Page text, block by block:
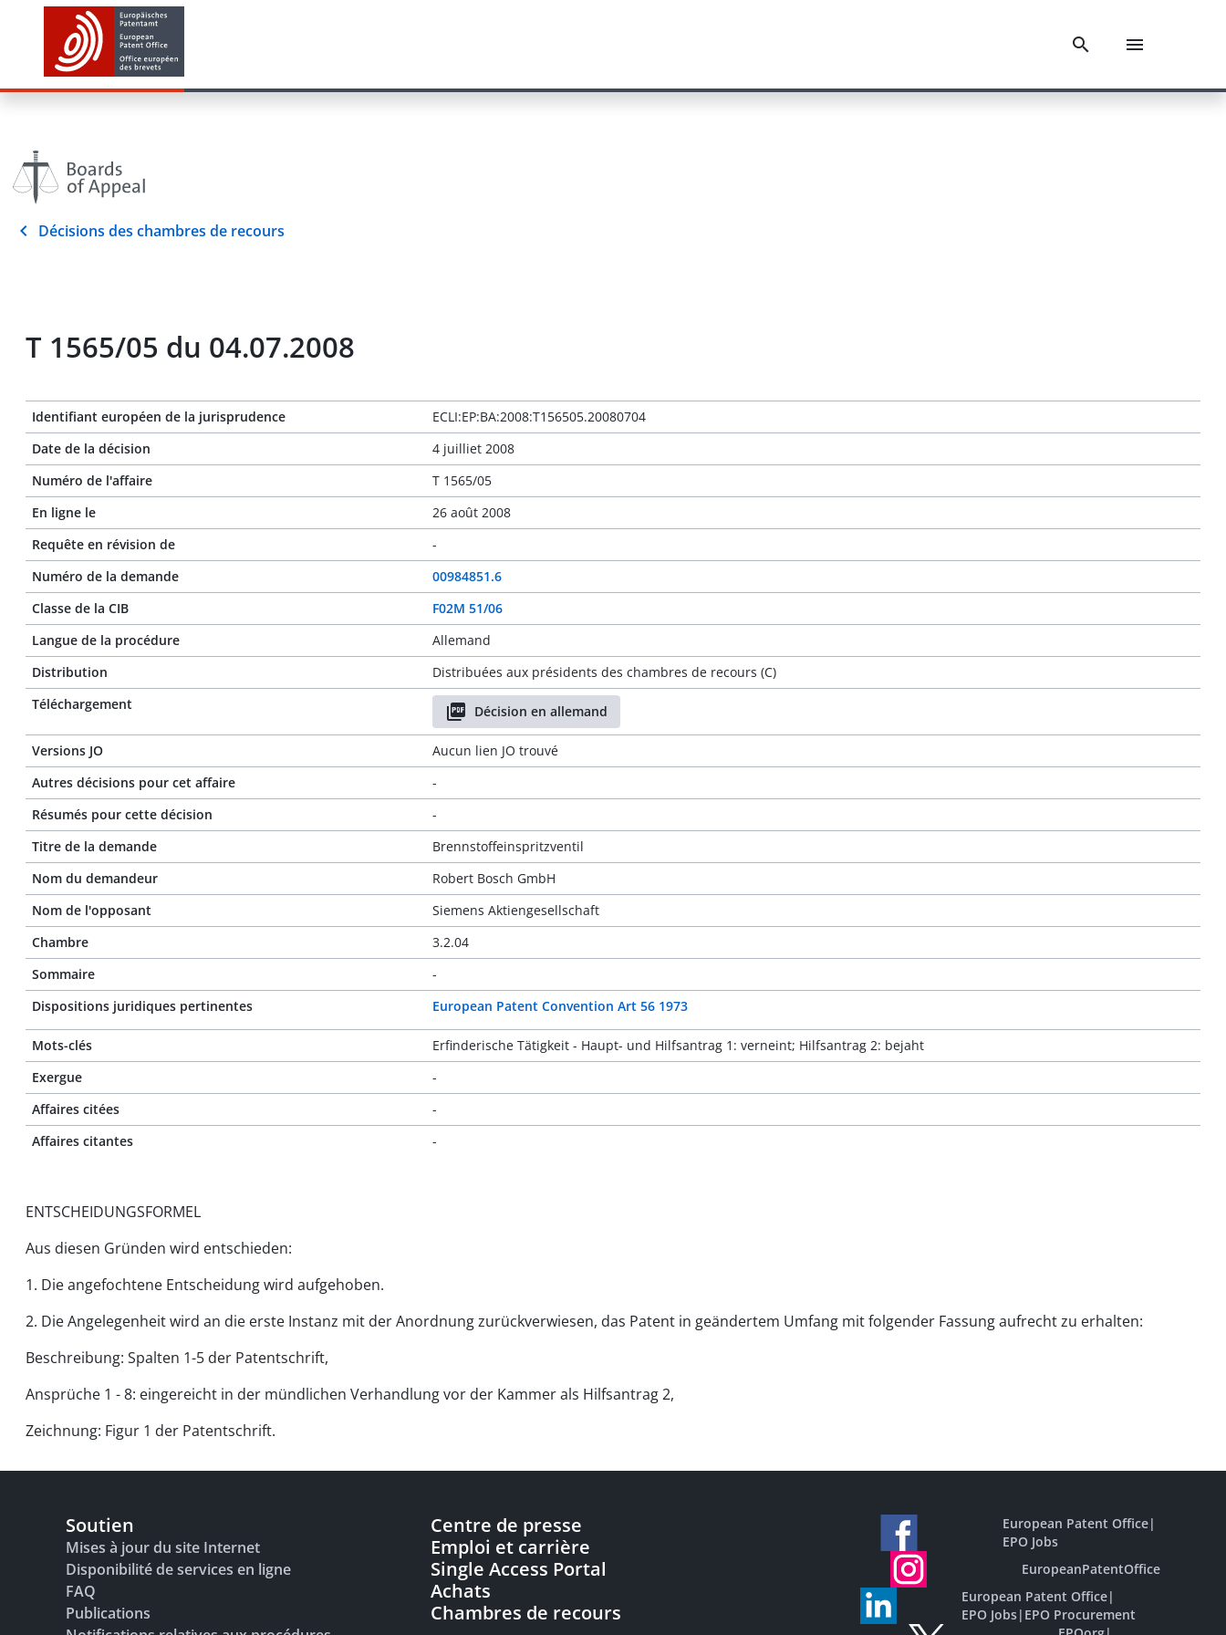
Décisions des chambres de recours
T 1565/05 du 04.07.2008
Identifiant européen de la jurisprudence
ECLI:EP:BA:2008:T156505.20080704
Date de la décision
4 juilliet 2008
Numéro de l'affaire
T 1565/05
En ligne le
26 août 2008
Requête en révision de
-
Numéro de la demande
00984851.6
Classe de la CIB
F02M 51/06
Langue de la procédure
Allemand
Distribution
Distribuées aux présidents des chambres de recours (C)
Téléchargement
Décision en allemand
Versions JO
Aucun lien JO trouvé
Autres décisions pour cet affaire
-
Résumés pour cette décision
-
Titre de la demande
Brennstoffeinspritzventil
Nom du demandeur
Robert Bosch GmbH
Nom de l'opposant
Siemens Aktiengesellschaft
Chambre
3.2.04
Sommaire
-
Dispositions juridiques pertinentes
European Patent Convention Art 56 1973
Mots-clés
Erfinderische Tätigkeit - Haupt- und Hilfsantrag 1: verneint; Hilfsantrag 2: bejaht
Exergue
-
Affaires citées
-
Affaires citantes
-
ENTSCHEIDUNGSFORMEL
Aus diesen Gründen wird entschieden:
1. Die angefochtene Entscheidung wird aufgehoben.
2. Die Angelegenheit wird an die erste Instanz mit der Anordnung zurückverwiesen, das Patent in geändertem Umfang mit folgender Fassung aufrecht zu erhalten:
Beschreibung: Spalten 1-5 der Patentschrift,
Ansprüche 1 - 8: eingereicht in der mündlichen Verhandlung vor der Kammer als Hilfsantrag 2,
Zeichnung: Figur 1 der Patentschrift.
Soutien
Mises à jour du site Internet
Disponibilité de services en ligne
FAQ
Publications
Centre de presse
Emploi et carrière
Single Access Portal
Achats
Chambres de recours
European Patent Office|
EPO Jobs
EuropeanPatentOffice
European Patent Office|
EPO Jobs| EPO Procurement